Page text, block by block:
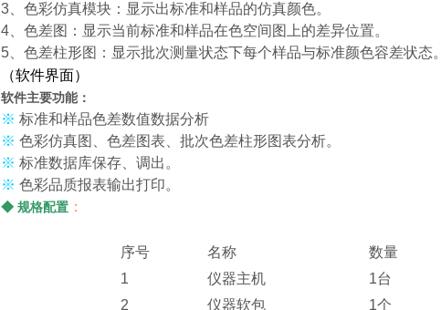
3、色彩仿真模块：显示出标准和样品的仿真颜色。
4、色差图：显示当前标准和样品在色空间图上的差异位置。
5、色差柱形图：显示批次测量状态下每个样品与标准颜色容差状态。
（软件界面）
软件主要功能：
※ 标准和样品色差数值数据分析
※ 色彩仿真图、色差图表、批次色差柱形图表分析。
※ 标准数据库保存、调出。
※ 色彩品质报表输出打印。
◆ 规格配置 ：
序号 名称 数量
1 仪器主机
1台
2
仪器软包
1个